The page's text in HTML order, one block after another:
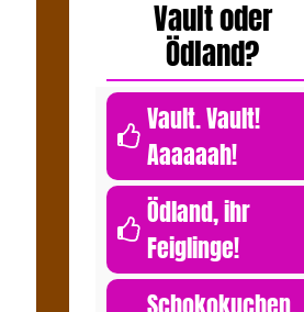
Vault oder
Ödland?
Vault. Vault!
Aaaaaah!
Ödland, ihr
Feiglinge!